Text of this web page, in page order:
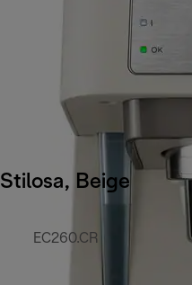
Stilosa, Beige
EC260.CR